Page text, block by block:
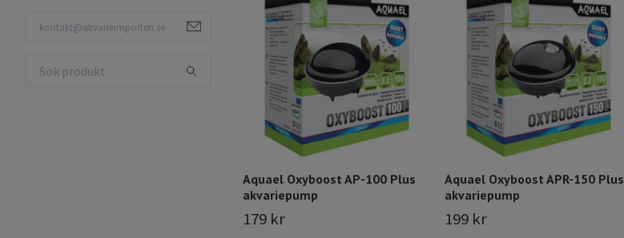
Aquael Oxyboost AP-100 Plus
akvariepump
179 kr
Aquael Oxyboost APR-150 Plus
akvariepump
199 kr